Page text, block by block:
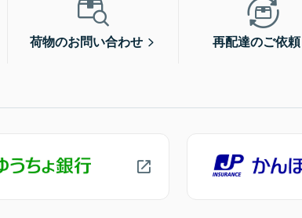
荷物のお問い合わせ 再配達のご依頼